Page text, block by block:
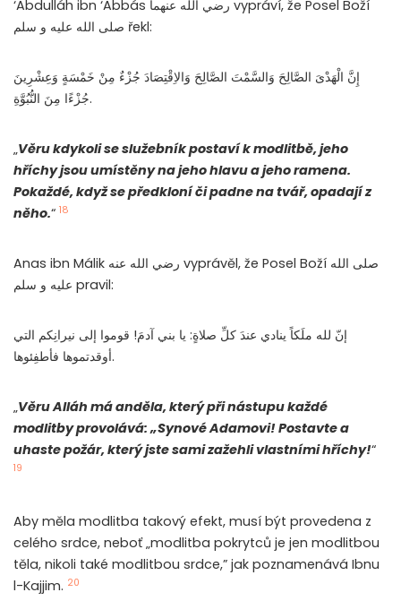
‘Abdulláh ibn ‘Abbás رضي الله عنهما vypráví, že Posel Boží
صلى الله عليه و سلم řekl:
إِنَّ الْهَدْىَ الصَّالِحَ وَالسَّمْتَ الصَّالِحَ وَالاِقْتِصَادَ جُزْءٌ مِنْ خَمْسَةٍ وَعِشْرِينَ
جُزْءًا مِنَ النُّبُوَّةِ.
„Věru kdykoli se služebník postaví k modlitbě, jeho
hříchy jsou umístěny na jeho hlavu a jeho ramena.
Pokaždé, když se předkloní či padne na tvář, opadají z
něho.“ 18
Anas ibn Málik رضي الله عنه vyprávěl, že Posel Boží صلى الله
عليه و سلم pravil:
إنّ لله ملَكاً ينادي عندَ كلِّ صلاةٍ: يا بني آدمَ! قوموا إلى نيرانِكم التي
أوقدتموها فأطفِئوها.
„Věru Alláh má anděla, který při nástupu každé
modlitby provolává: „Synové Adamovi! Postavte a
uhaste požár, který jste sami zažehli vlastními hříchy!“
19
Aby měla modlitba takový efekt, musí být provedena z
celého srdce, neboť „modlitba pokrytců je jen modlitbou
těla, nikoli také modlitbou srdce,” jak poznamenává Ibnu
l-Kajjim. 20